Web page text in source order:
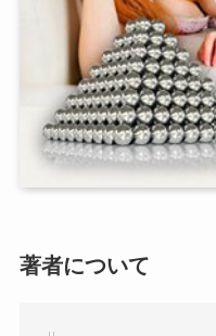
著者について